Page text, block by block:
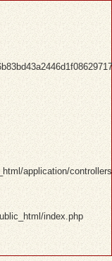
application/
index.php